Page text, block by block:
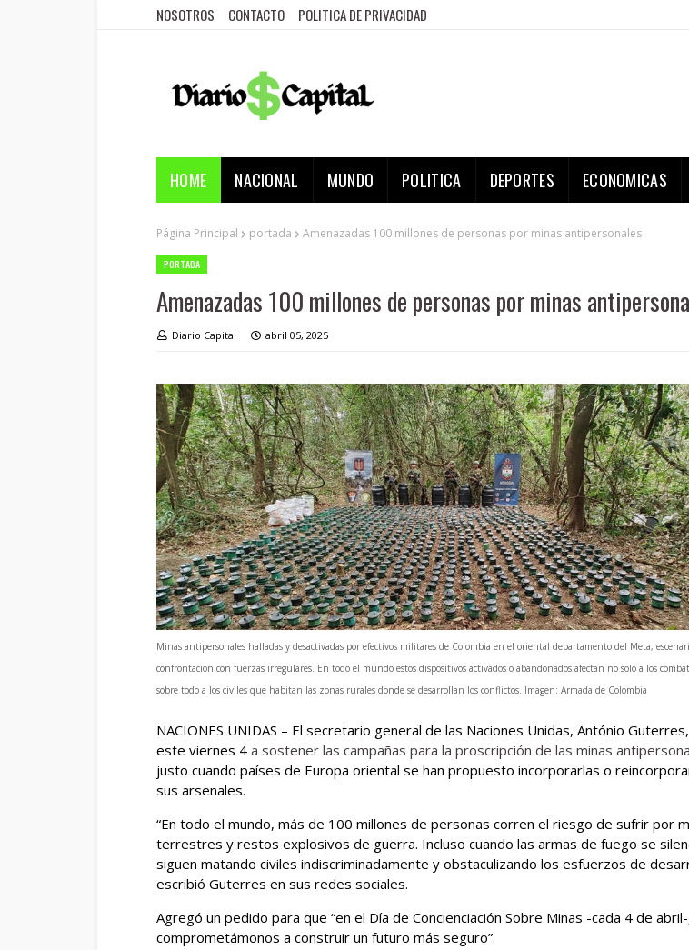
NOSOTROS CONTACTO POLITICA DE PRIVACIDAD
HOME NACIONAL MUNDO POLITICA DEPORTES ECONOMICAS
Página Principal portada Amenazadas 100 millones de personas por minas antipersonales
PORTADA
Amenazadas 100 millones de personas por minas
Diario Capital abril 05, 2025
Minas antipersonales halladas y desactivadas por efectivos militares de Colombia en el oriental departamento del Meta,
confrontación con fuerzas irregulares. En todo el mundo estos dispositivos activados o abandonados afectan no solo a los
sobre todo a los civiles que habitan las zonas rurales donde se desarrollan los conflictos. Imagen: Armada de Colombia
NACIONES UNIDAS – El secretario general de las Naciones Unidas, António
este viernes 4 a sostener las campañas para la proscripción de las minas
justo cuando países de Europa oriental se han propuesto incorporarlas o
sus arsenales.
“En todo el mundo, más de 100 millones de personas corren el riesgo de sufrir por
terrestres y restos explosivos de guerra. Incluso cuando las armas de fuego se
siguen matando civiles indiscriminadamente y obstaculizando los esfuerzos de
escribió Guterres en sus redes sociales.
Agregó un pedido para que “en el Día de Concienciación Sobre Minas -cada 4 de
comprometámonos a construir un futuro más seguro”.